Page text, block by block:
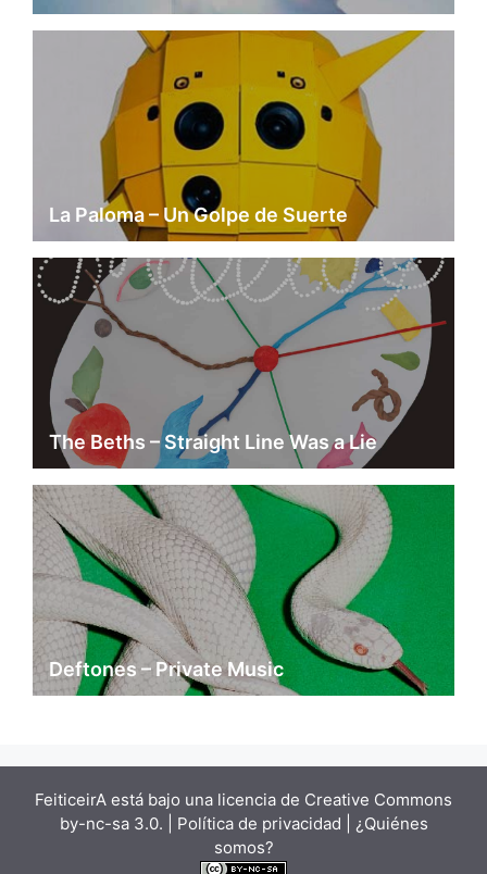
La Paloma – Un Golpe de Suerte
The Beths – Straight Line Was a Lie
Deftones – Private Music
FeiticeirA está bajo una licencia de Creative Commons
by-nc-sa 3.0. | Política de privacidad | ¿Quiénes
somos?